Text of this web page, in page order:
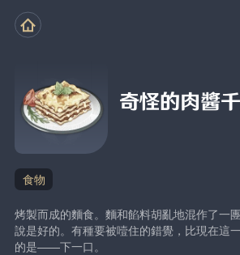
奇怪的肉醬
食物
烤製而成的麵食。麵和餡料胡亂地混作了一
說是好的。有種要被噎住的錯覺，比現在這
的是——下一口。